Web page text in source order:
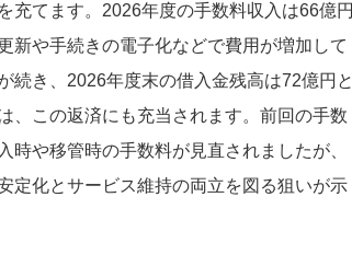
充てます。2026年度の手数料収入は66億円
新や手続きの電子化などで費用が増加して
続き、2026年度末の借入金残高は72億円と
、この返済にも充当されます。前回の手数
や移管時の手数料が見直されましたが、
定化とサービス維持の両立を図る狙いが示